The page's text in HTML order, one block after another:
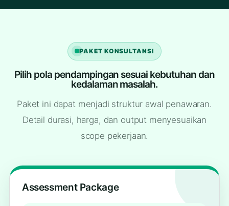
PAKET KONSULTANSI
Pilih pola pendampingan sesuai kebutuhan dan
kedalaman masalah.
Paket ini dapat menjadi struktur awal penawaran.
Detail durasi, harga, dan output menyesuaikan
scope pekerjaan.
Assessment Package